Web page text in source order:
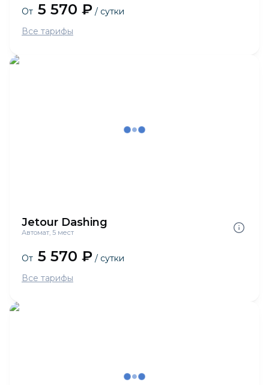
От 5 570 ₽ / сутки
Все тарифы
Jetour Dashing
Автомат, 5 мест
От 5 570 ₽ / сутки
Все тарифы